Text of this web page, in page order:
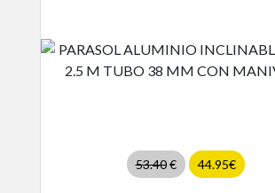
53.40€ 44.95€